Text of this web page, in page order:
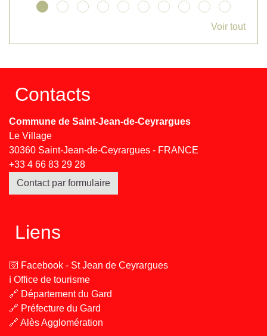
Voir tout
Contacts
Commune de Saint-Jean-de-Ceyrargues
Le Village
30360 Saint-Jean-de-Ceyrargues - FRANCE
+33 4 66 83 29 28
Contact par formulaire
Liens
🛜 Facebook - St Jean de Ceyrargues
ℹ️ Office de tourisme
🔗 Département du Gard
🔗 Préfecture du Gard
🔗 Alès Agglomération